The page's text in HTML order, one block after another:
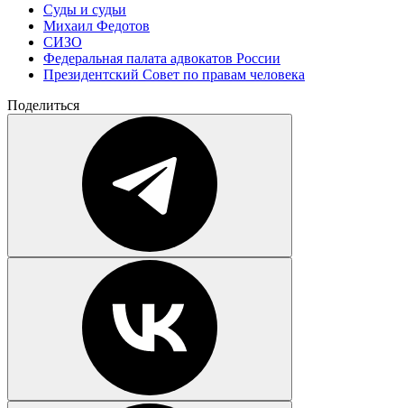
Суды и судьи
Михаил Федотов
СИЗО
Федеральная палата адвокатов России
Президентский Совет по правам человека
Поделиться